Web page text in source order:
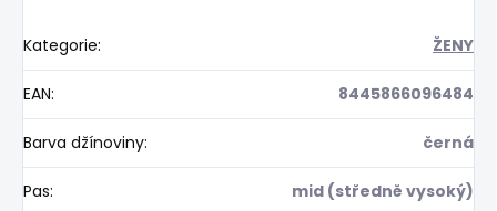
Kategorie: ŽENY
EAN: 8445866096484
Barva džínoviny: černá
Pas: mid (středně vysoký)